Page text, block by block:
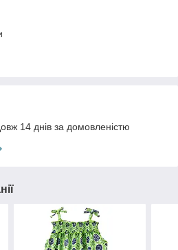
14 днів за домовленістю